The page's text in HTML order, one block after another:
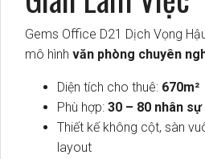
Gems Office D21 Dịch Vọng
mô hình văn phòng chuyên
Diện tích cho thuê: 670m²
Phù hợp: 30 – 80 nhân sự
Thiết kế không cột, sàn
layout